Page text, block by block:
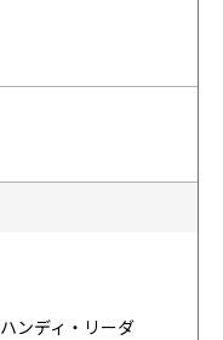
ハンディ・リーダ